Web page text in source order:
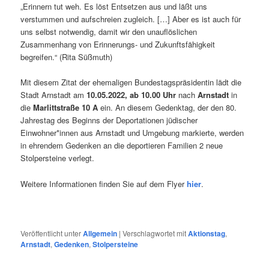
„Erinnern tut weh. Es löst Entsetzen aus und läßt uns
verstummen und aufschreien zugleich. […] Aber es ist auch für
uns selbst notwendig, damit wir den unauflöslichen
Zusammenhang von Erinnerungs- und Zukunftsfähigkeit
begreifen.“ (Rita Süßmuth)
Mit diesem Zitat der ehemaligen Bundestagspräsidentin lädt die
Stadt Arnstadt am10.05.2022, ab 10.00 Uhr nachArnstadt in
dieMarlittstraße 10 A ein. An diesem Gedenktag, der den 80.
Jahrestag des Beginns der Deportationen jüdischer
Einwohner*innen aus Arnstadt und Umgebung markierte, werden
in ehrendem Gedenken an die deportieren Familien 2 neue
Stolpersteine verlegt.
Weitere Informationen finden Sie auf dem Flyerhier.
Veröffentlicht unterAllgemein |Verschlagwortet mitAktionstag,
Arnstadt,Gedenken,Stolpersteine